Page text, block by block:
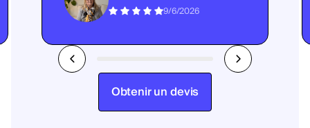
9/6/2026
Obtenir un devis